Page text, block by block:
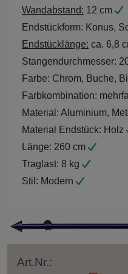
Wandabstand: 12 cm
Endstückform: Konus,
Endstücklänge: ca. 6,8
Stangendurchmesser:
Farbe: Chrom, Buche,
Farbkombination:
Material: Aluminium,
Material Endstück: Holz
Länge: 260 cm
Traglast: 8 kg
Stil: Modern
Art.Nr.: